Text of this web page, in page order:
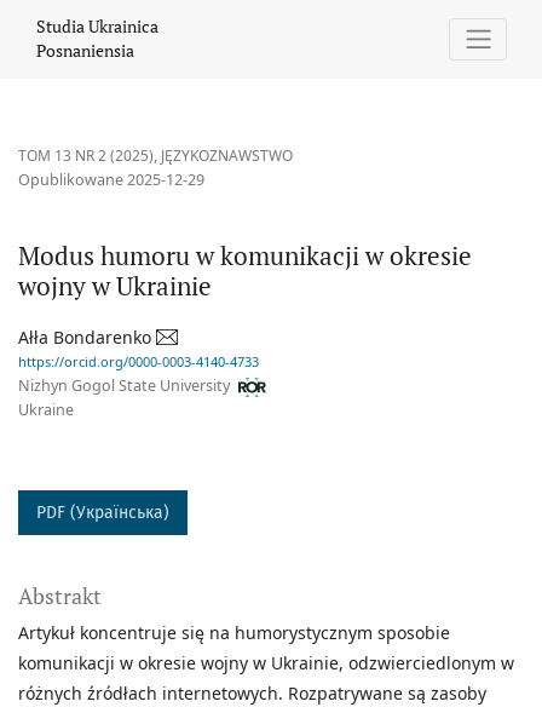
Studia Ukrainica
Posnaniensia
TOM 13 NR 2 (2025), JĘZYKOZNAWSTWO
Modus humoru w komunikacji w okresie
wojny w Ukrainie
Opublikowane 2025-12-29
Ałła Bondarenko
https://orcid.org/0000-0003-4140-4733
Nizhyn Gogol State University
Ukraine
PDF (Українська)
Abstrakt
Artykuł koncentruje się na humorystycznym sposobie
komunikacji w okresie wojny w Ukrainie, odzwierciedlonym w
różnych źródłach internetowych. Rozpatrywane są zasoby